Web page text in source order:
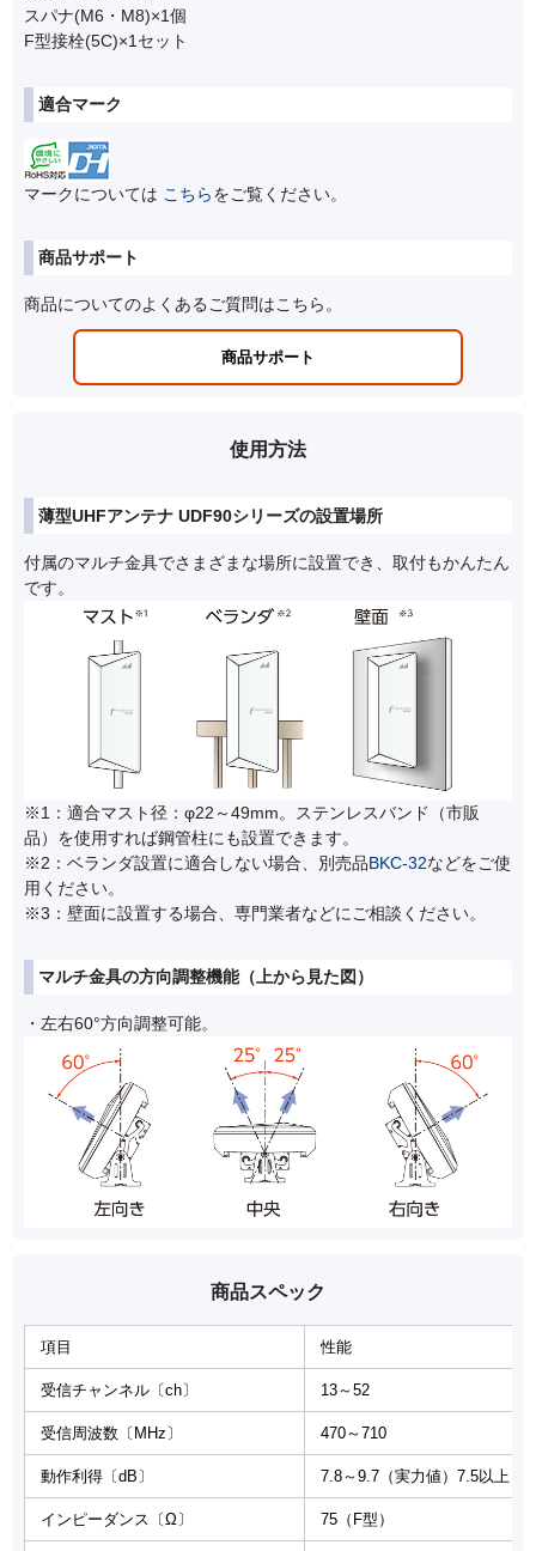
スパナ(M6・M8)×1個
F型接栓(5C)×1セット
適合マーク
マークについては こちらをご覧ください。
商品サポート
商品についてのよくあるご質問はこちら。
商品サポート
使用方法
薄型UHFアンテナ UDF90シリーズの設置場所
付属のマルチ金具でさまざまな場所に設置でき、取付もかんたん
です。
※1：適合マスト径：φ22～49mm。ステンレスバンド（市販
品）を使用すれば鋼管柱にも設置できます。
※2：ベランダ設置に適合しない場合、別売品BKC-32などをご使
用ください。
※3：壁面に設置する場合、専門業者などにご相談ください。
マルチ金具の方向調整機能（上から見た図）
・左右60°方向調整可能。
商品スペック
項目 性能
受信チャンネル〔ch〕 13～52
受信周波数〔MHz〕 470～710
動作利得〔dB〕 7.8～9.7（実力値）7.5以上（
インピーダンス〔Ω〕 75（F型）